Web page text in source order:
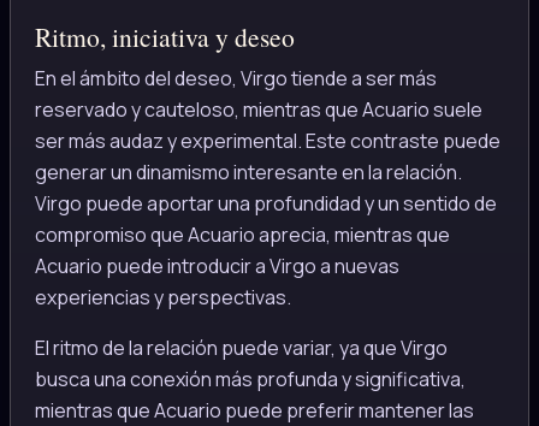
Ritmo, iniciativa y deseo
En el ámbito del deseo, Virgo tiende a ser más
reservado y cauteloso, mientras que Acuario suele
ser más audaz y experimental. Este contraste puede
generar un dinamismo interesante en la relación.
Virgo puede aportar una profundidad y un sentido de
compromiso que Acuario aprecia, mientras que
Acuario puede introducir a Virgo a nuevas
experiencias y perspectivas.
El ritmo de la relación puede variar, ya que Virgo
busca una conexión más profunda y significativa,
mientras que Acuario puede preferir mantener las